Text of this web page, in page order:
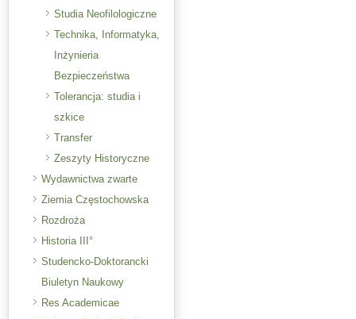
Studia Neofilologiczne
Technika, Informatyka,
Inżynieria
Bezpieczeństwa
Tolerancja: studia i
szkice
Transfer
Zeszyty Historyczne
Wydawnictwa zwarte
Ziemia Częstochowska
Rozdroża
Historia III°
Studencko-Doktorancki
Biuletyn Naukowy
Res Academicae